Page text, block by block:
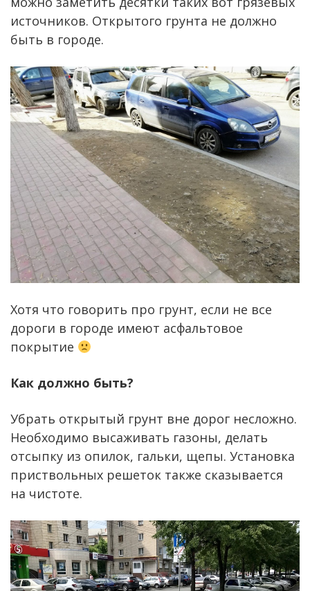
источников. Открытого грунта не должно
быть в городе.
Хотя что говорить про грунт, если не все
дороги в городе имеют асфальтовое
покрытие
Как должно быть?
Убрать открытый грунт вне дорог несложно.
Необходимо высаживать газоны, делать
отсыпку из опилок, гальки, щепы. Установка
приствольных решеток также сказывается
на чистоте.